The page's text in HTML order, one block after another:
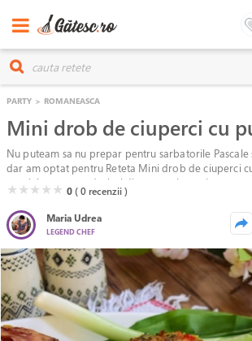
PARTY > ROMANEASCA
Mini drob de ciuperci cu
Nu puteam sa nu prepar pentru sarbatorile
dar am optat pentru Reteta Mini drob de ciuperci
special sa prepar drobul direct portionat, iar o
imbracat si in felii subtiri de bacon. Chiar a iesit mai
avand portia lui.
( )
★( )
★( )
★( )
★( )
★ 0( 0 recenzii )
Maria Udrea
LEGEND CHEF